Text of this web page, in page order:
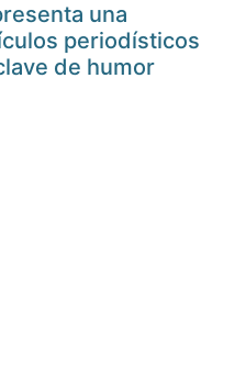
una
periodísticos
de humor